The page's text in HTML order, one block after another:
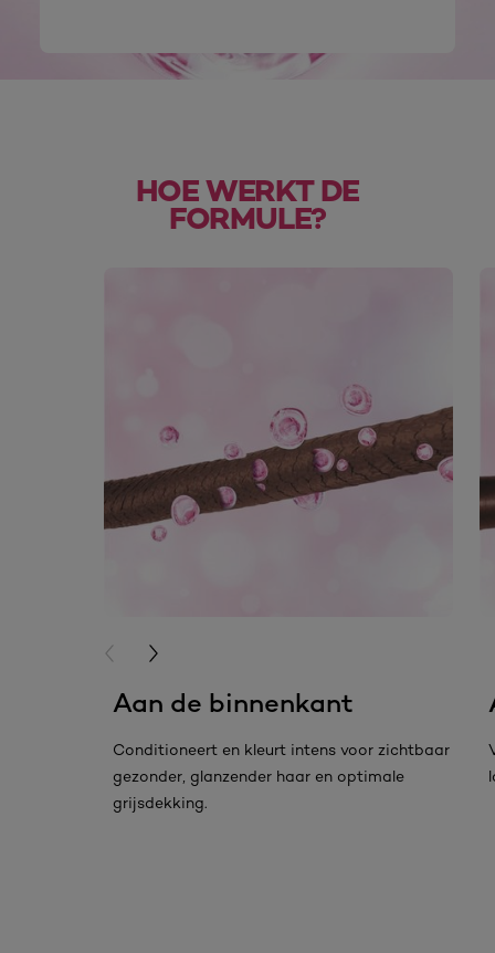
HOE WERKT DE
FORMULE?
Aan de binnenkant
Conditioneert en kleurt intens voor zichtbaar
gezonder, glanzender haar en optimale
grijsdekking.
PREVIOUS CARD
NEXT CARD